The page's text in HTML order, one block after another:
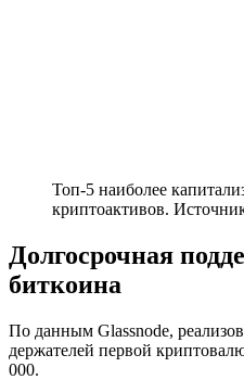
Топ-5 наиболее
криптоактивов.
Долгосрочная
биткоина
По данным Glassnode,
держателей первой
000.